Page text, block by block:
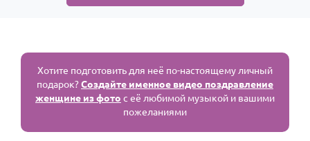
Хотите подготовить для неё по-настоящему личный
подарок?Создайте именное видео поздравление
женщине из фото с её любимой музыкой и вашими
пожеланиями